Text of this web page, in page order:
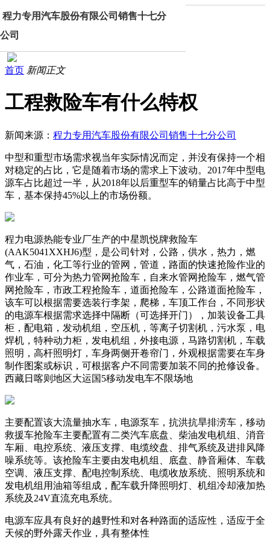
程力专用汽车股份有限公司销售十七分
公司
首页 新闻正文
工程救险车有什么特权
新闻来源： 程力专用汽车股份有限公司销售十七分公司
中型和重型市场需求视当年实际情况而定，并没有保持一个相
对稳定的占比，它是随着市场的需求上下波动。2017年中型电
源车占比超过一半，从2018年以后重型车的销量占比高于中型
车，基本保持45%以上的市场份额。
程力电源热能专业厂生产的中星凯悦牌救险车
(AAK5041XXHJ6)型，是公司针对，公路，供水，热力，燃
气，石油，化工等行业的管网，管道，路面的快速抢险作业的
作业车，可分为热力管网抢险车，自来水管网抢险车，燃气管
网抢险车，市政工程抢险车，道面抢险车，公路道面抢险车，
该车可以根据需要选装行李架，爬梯，车顶工作台，不同形状
的电源车根据需求选择中隔断（可选择开门），加装设备工具
柜，配电箱，发动机组，空压机，等离子切割机，污水泵，电
焊机，特种动力柜，发电机组，外接电源，马路切割机，车载
照明，高杆照明灯，车身两侧开卷帘门，外观根据需要在车身
制作图案或标识，可根据客户不同需要加装不同的抢修设备。
西藏日喀则地区大运国5移动发电车不限场地
主要配置该大流量抽水车，电源泵车，抗洪抗旱排涝车，移动
救援车抢险车主要配置有二类汽车底盘、柴油发电机组、消音
车厢、电控系统、液压支撑、电缆绞盘、排气系统及进排风降
噪系统等。该抢险车主要由发电机组、底盘、静音厢体、车载
空调、液压支撑、配电控制系统、电缆收放系统、照明系统和
发电机组用油箱等组成，配车载升降照明灯、机组冷却液加热
系统及24V直流充电系统。
电源车应具有良好的越野性和对各种路面的适应性，适应于全
天候的野外露天作业，具有整体性